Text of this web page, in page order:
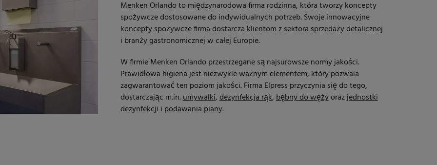
Menken Orlando to międzynarodowa firma rodzinna, która tworzy koncepty
spożywcze dostosowane do indywidualnych potrzeb. Swoje innowacyjne
koncepty spożywcze firma dostarcza klientom z sektora sprzedaży detalicznej
i branży gastronomicznej w całej Europie.
W firmie Menken Orlando przestrzegane są najsurowsze normy jakości.
Prawidłowa higiena jest niezwykle ważnym elementem, który pozwala
zagwarantować ten poziom jakości. Firma Elpress przyczynia się do tego,
dostarczając m.in.umywalki,dezynfekcja rąk,bębny do wężyorazjednostki
dezynfekcji i podawania piany.